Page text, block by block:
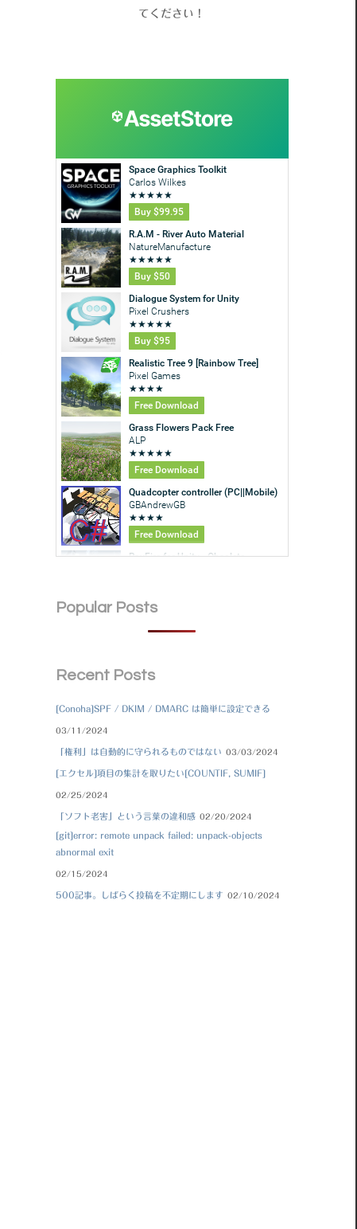
てください！
Popular Posts
Recent Posts
[Conoha]SPF / DKIM / DMARC は簡単に設定できる
03/11/2024
「権利」は自動的に守られるものではない 03/03/2024
[エクセル]項目の集計を取りたい[COUNTIF, SUMIF]
02/25/2024
「ソフト老害」という言葉の違和感 02/20/2024
[git]error: remote unpack failed: unpack-objects
abnormal exit
02/15/2024
500記事。しばらく投稿を不定期にします 02/10/2024